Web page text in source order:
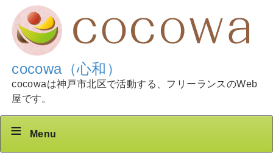
cocowa（心和）
cocowaは神戸市北区で活動する、フリーランスのWeb
屋です。
Menu